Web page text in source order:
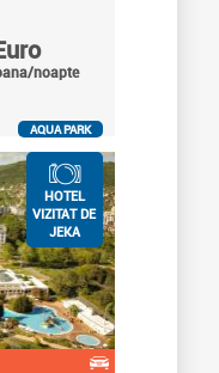
noapte
AQUA PARK
HOTEL
VIZITAT DE
JEKA